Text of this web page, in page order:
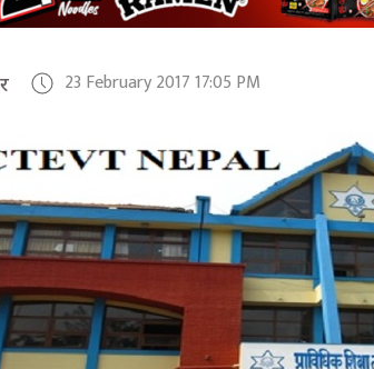
23 February 2017 17:05 PM